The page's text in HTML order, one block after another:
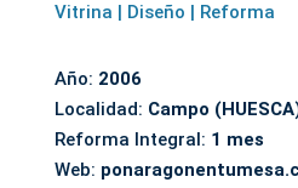
Vitrina | Diseño | Reforma
Año: 2006
Localidad: Campo
Reforma Integral: 1 mes
Web: